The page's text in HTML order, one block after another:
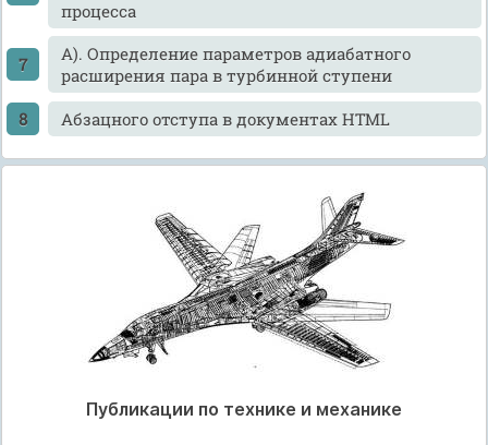
процесса
А). Определение параметров адиабатного
расширения пара в турбинной ступени
Абзацного отступа в документах HTML
Публикации по технике и механике